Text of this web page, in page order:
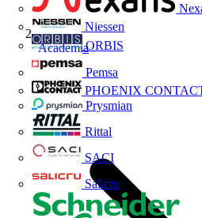
Niessen
ORBIS
Pemsa
PHOENIX
Prysmian
Rittal
SACI
Salicru
Academia